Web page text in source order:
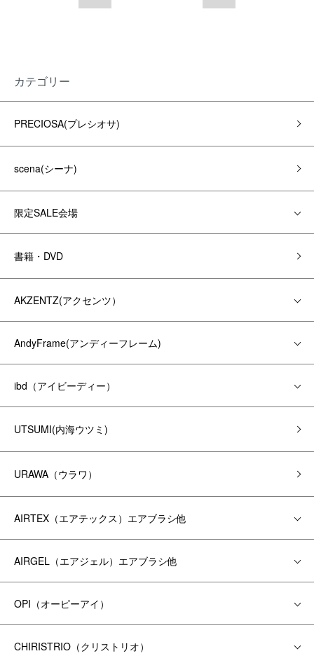
カテゴリー
PRECIOSA(プレシオサ)
scena(シーナ)
限定SALE会場
書籍・DVD
AKZENTZ(アクセンツ）
AndyFrame(アンディーフレーム)
ibd（アイビーディー）
UTSUMI(内海ウツミ)
URAWA（ウラワ）
AIRTEX（エアテックス）エアブラシ他
AIRGEL（エアジェル）エアブラシ他
OPI（オーピーアイ）
CHIRISTRIO（クリストリオ）